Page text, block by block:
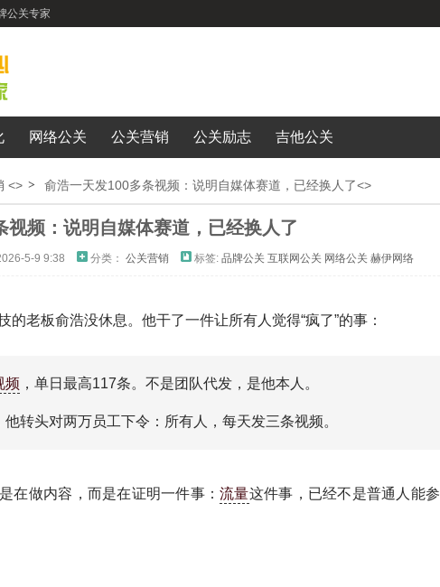
公关专家
网络公关 公关营销 公关励志 吉他公关
<> 俞浩一天发100多条视频：说明自媒体赛道，已经换人了<>
视频：说明自媒体赛道，已经换人了
5-9 9:38 分类： 公关营销 标签: 品牌公关 互联网公关 网络公关 赫伊网络
的老板俞浩没休息。他干了一件让所有人觉得“疯了”的事：
频 ，单日最高117条。不是团队代发，是他本人。
转头对两万员工下令：所有人，每天发三条视频。
在做内容，而是在证明一件事：流量这件事，已经不是普通人能参